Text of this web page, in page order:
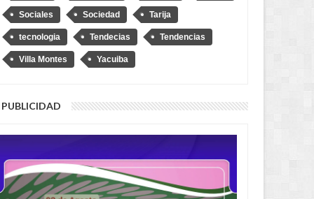
Sociales Sociedad Tarija
tecnologia Tendecias Tendencias
Villa Montes Yacuiba
PUBLICIDAD